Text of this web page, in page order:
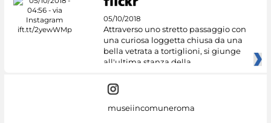
05/10/2018
Attraverso uno stretto passaggio con
una curiosa loggetta chiusa da una
bella vetrata a tortiglioni, si giunge
all'ultima stanza della
museiincomuneroma